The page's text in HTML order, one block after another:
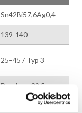
Sn42Bi57,6Ag0,4
139-140
25–45 / Typ 3
Drucken: 89,5 –
Dosieren: 85,5 –